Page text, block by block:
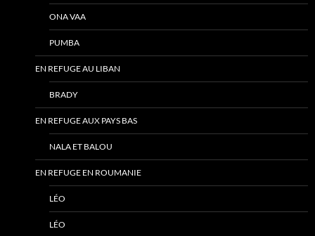
ONA VAA
PUMBA
EN REFUGE AU LIBAN
BRADY
EN REFUGE AUX PAYS BAS
NALA ET BALOU
EN REFUGE EN ROUMANIE
LÉO
LÉO